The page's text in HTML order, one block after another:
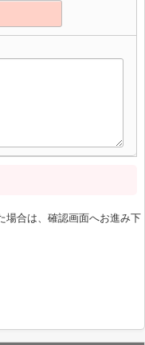
場合は、確認画面へお進み下